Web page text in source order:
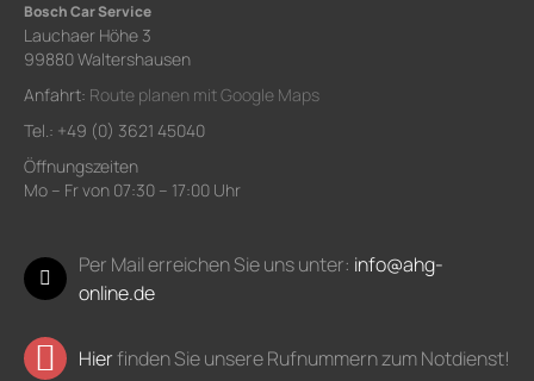
Bosch Car Service
Lauchaer Höhe 3
99880 Waltershausen
Anfahrt: Route planen mit Google Maps
Tel.: +49 (0) 3621 45040
Öffnungszeiten
Mo – Fr von 07:30 – 17:00 Uhr
Per Mail erreichen Sie uns unter: info@ahg-
online.de
Hierfinden Sie unsere Rufnummern zum Notdienst!